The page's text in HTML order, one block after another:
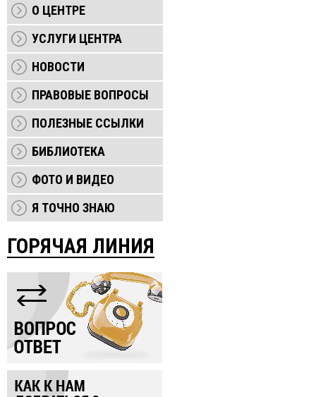
О ЦЕНТРЕ
УСЛУГИ ЦЕНТРА
НОВОСТИ
ПРАВОВЫЕ ВОПРОСЫ
ПОЛЕЗНЫЕ ССЫЛКИ
БИБЛИОТЕКА
ФОТО И ВИДЕО
Я ТОЧНО ЗНАЮ
ГОРЯЧАЯ ЛИНИЯ